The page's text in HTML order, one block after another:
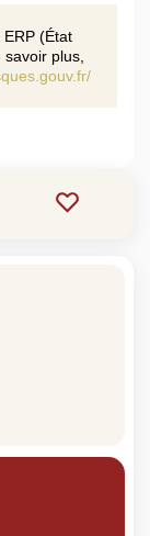
(État
savoir plus,